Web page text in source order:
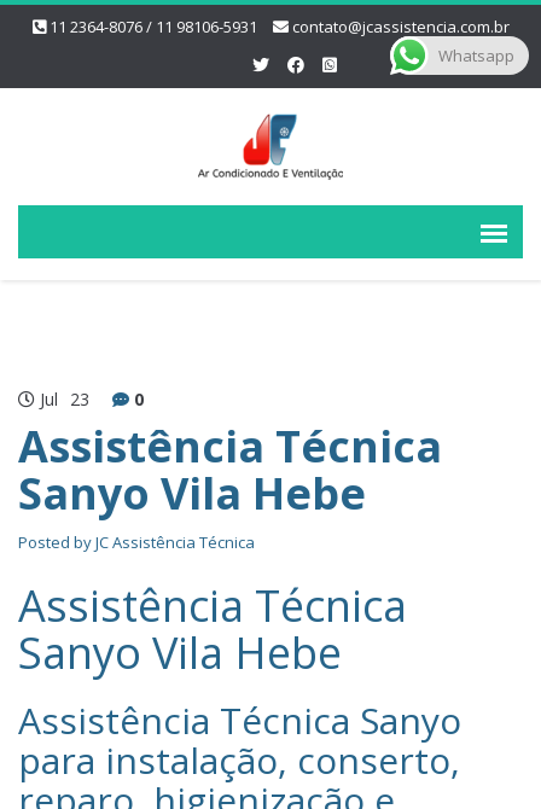
11 2364-8076 / 11 98106-5931 contato@jcassistencia.com.br
Jul 23 0
Assistência Técnica
Sanyo Vila Hebe
Posted byJC Assistência Técnica
Assistência Técnica
Sanyo Vila Hebe
Assistência Técnica Sanyo‎
para instalação, conserto,
Whatsapp